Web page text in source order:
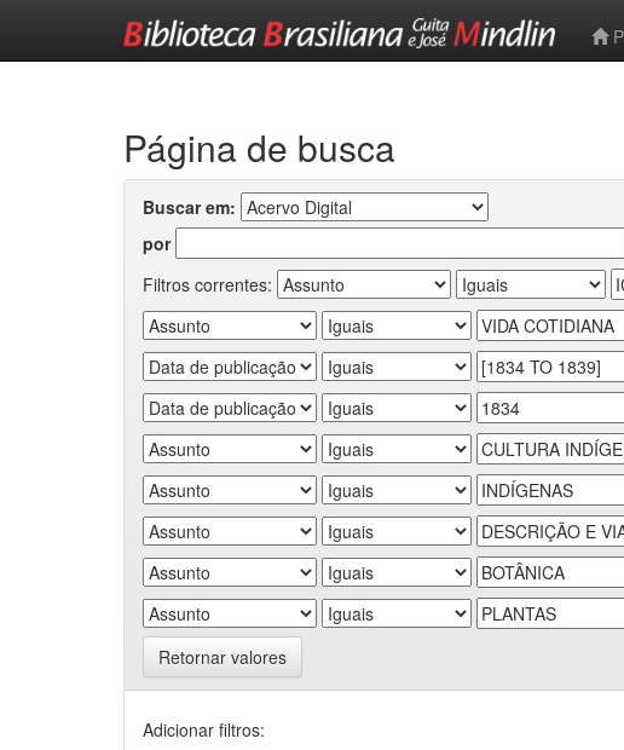
Página de busca
Buscar em:
por
Filtros correntes:
Retornar valores
Adicionar filtros: